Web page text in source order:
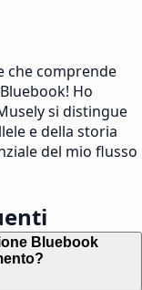
che comprende
Ho
si distingue
e della storia
del mio flusso
Bluebook